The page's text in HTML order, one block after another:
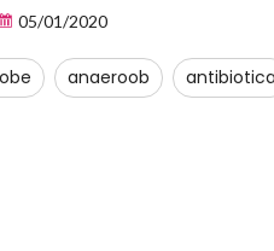
05/01/2020
anaeroob